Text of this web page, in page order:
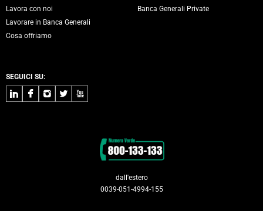
Lavora con noi
Lavorare in Banca Generali
Cosa offriamo
Banca Generali Private
SEGUICI SU:
LinkedInFacebook
Instagram
TwitterYoutube
dall'estero
0039-051-4994-155